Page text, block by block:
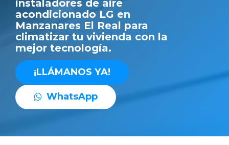
instaladores de aire
acondicionado LG en
Manzanares El Real para
climatizar tu vivienda con la
mejor tecnología.
¡LLÁMANOS YA!
WhatsApp